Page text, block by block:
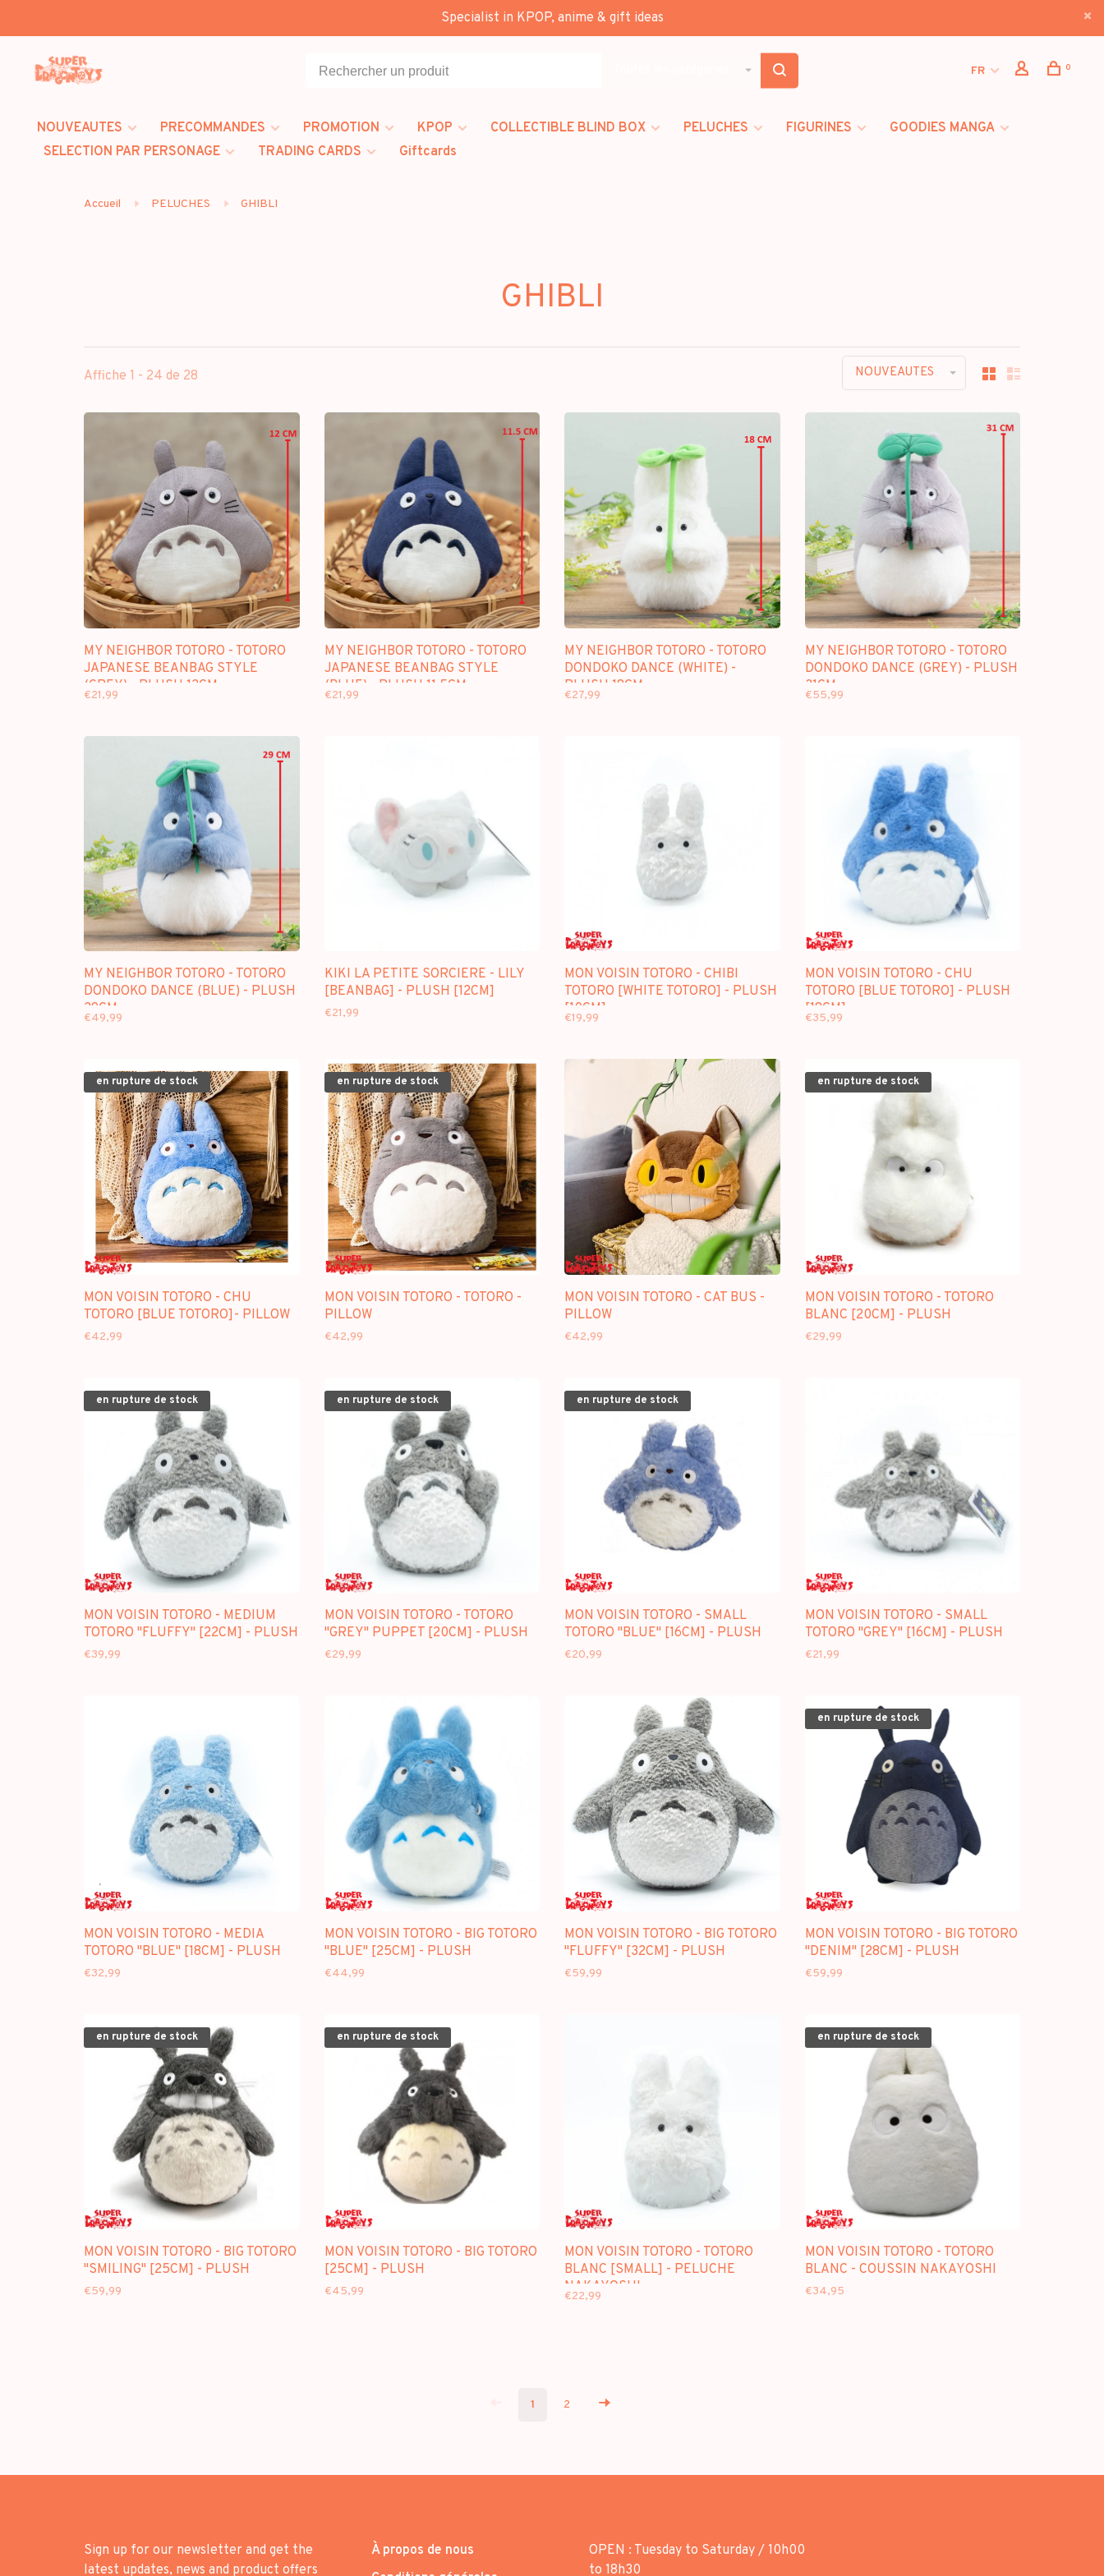
Specialist in KPOP, anime & gift ideas
FR 0
NOUVEAUTES PRECOMMANDES PROMOTION KPOP COLLECTIBLE BLIND BOX PELUCHES FIGURINES
GOODIES MANGA
SELECTION PAR PERSONAGE
TRADING CARDS Giftcards
Accueil PELUCHES GHIBLI
GHIBLI
Affiche 1 - 24 de 28 NOUVEAUTES
MY NEIGHBOR TOTORO - TOTORO
JAPANESE BEANBAG STYLE
(GREY) - PLUSH 12CM
€21,99
MY NEIGHBOR TOTORO - TOTORO
JAPANESE BEANBAG STYLE
(BLUE) - PLUSH 11.5CM
€21,99
MY NEIGHBOR TOTORO - TOTORO
DONDOKO DANCE (WHITE) -
PLUSH 18CM
€27,99
MY NEIGHBOR TOTORO - TOTORO
DONDOKO DANCE (GREY) - PLUSH
31CM
€55,99
MY NEIGHBOR TOTORO - TOTORO
DONDOKO DANCE (BLUE) - PLUSH
29CM
€49,99
KIKI LA PETITE SORCIERE - LILY
[BEANBAG] - PLUSH [12CM]
€21,99
MON VOISIN TOTORO - CHIBI
TOTORO [WHITE TOTORO] - PLUSH
[10CM]
€19,99
MON VOISIN TOTORO - CHU
TOTORO [BLUE TOTORO] - PLUSH
[18CM]
€35,99
en rupture de stock
MON VOISIN TOTORO - CHU
TOTORO [BLUE TOTORO]- PILLOW
€42,99
en rupture de stock
MON VOISIN TOTORO - TOTORO -
PILLOW
€42,99
MON VOISIN TOTORO - CAT BUS -
PILLOW
€42,99
en rupture de stock
MON VOISIN TOTORO - TOTORO
BLANC [20CM] - PLUSH
€29,99
en rupture de stock
MON VOISIN TOTORO - MEDIUM
TOTORO "FLUFFY" [22CM] - PLUSH
€39,99
en rupture de stock
MON VOISIN TOTORO - TOTORO
"GREY" PUPPET [20CM] - PLUSH
€29,99
en rupture de stock
MON VOISIN TOTORO - SMALL
TOTORO "BLUE" [16CM] - PLUSH
€20,99
MON VOISIN TOTORO - SMALL
TOTORO "GREY" [16CM] - PLUSH
€21,99
MON VOISIN TOTORO - MEDIA
TOTORO "BLUE" [18CM] - PLUSH
€32,99
MON VOISIN TOTORO - BIG TOTORO
"BLUE" [25CM] - PLUSH
€44,99
MON VOISIN TOTORO - BIG TOTORO
"FLUFFY" [32CM] - PLUSH
€59,99
en rupture de stock
MON VOISIN TOTORO - BIG TOTORO
"DENIM" [28CM] - PLUSH
€59,99
en rupture de stock
MON VOISIN TOTORO - BIG TOTORO
"SMILING" [25CM] - PLUSH
€59,99
en rupture de stock
MON VOISIN TOTORO - BIG TOTORO
[25CM] - PLUSH
€45,99
MON VOISIN TOTORO - TOTORO
BLANC [SMALL] - PELUCHE
NAKAYOSHI
€22,99
en rupture de stock
MON VOISIN TOTORO - TOTORO
BLANC - COUSSIN NAKAYOSHI
€34,95
1 2
Sign up for our newsletter and get the
latest updates, news and product offers
À propos de nous
OPEN : Tuesday to Saturday / 10h00
to 18h30